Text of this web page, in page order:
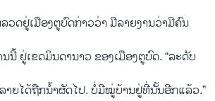
ວດຢູ່​ເມືອງ​ຕູ​ບົດ​ກ່າວ​ວ່າ ມີ​ລາຍ​ງານວ່າມີຄົນ​
ນີ້ ຢູ່ເຂດ​ມິນ​ດາ​ນາວ ຂອງ​ເມືອງ​ຕູ​ບົດ. “​ລະດັບ
າຍ​ໄດ້​ຖືກ​ນໍ້າ​ຜັດ​ໄປ. ບໍ່ມີໝູ່​ບ້ານ​ຢູ່​ທີ່​ນັ້ນ​ອີກ​ແລ້ວ.”